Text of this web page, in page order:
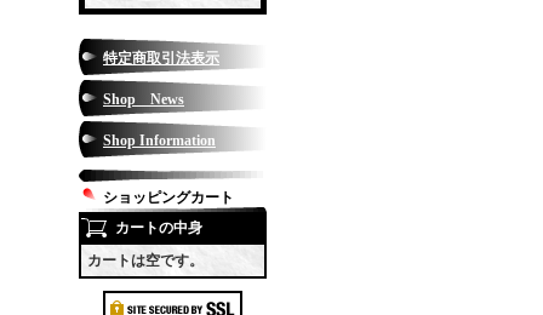
特定商取引法表示
Shop News
Shop Information
ショッピングカート
カートの中身
カートは空です。